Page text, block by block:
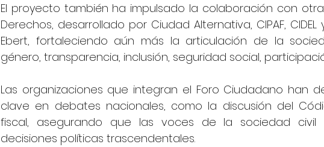
El proyecto también ha impulsado la colaboración con
Derechos, desarrollado por Ciudad Alternativa, CIPAF,
Ebert, fortaleciendo aún más la articulación de la
género, transparencia, inclusión, seguridad social,
Las organizaciones que integran el Foro Ciudadano han
clave en debates nacionales, como la discusión del
fiscal, asegurando que las voces de la sociedad civil
decisiones políticas trascendentales.